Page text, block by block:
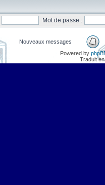
Mot de passe :
Nouveaux messages
Powered by
Traduit